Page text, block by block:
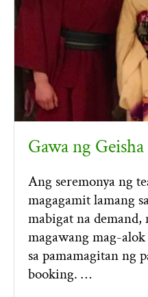
Gawa ng
Ang seremonya ng
magagamit lamang
mabigat na
magawang mag-alok
sa pamamagitan ng
booking. …